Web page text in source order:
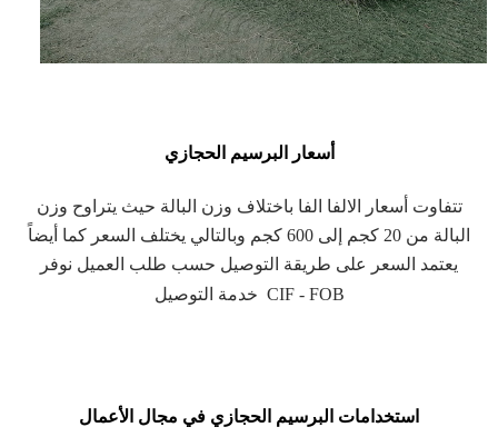
أسعار البرسيم الحجازي
تتفاوت أسعار الالفا الفا باختلاف وزن البالة حيث يتراوح وزن
البالة من 20 كجم إلى 600 كجم وبالتالي يختلف السعر كما أيضاً
يعتمد السعر على طريقة التوصيل حسب طلب العميل نوفر
خدمة التوصيل CIF - FOB
استخدامات البرسيم الحجازي في مجال الأعمال